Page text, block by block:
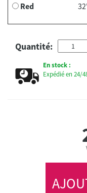
Red
Quantité:
En stock :
Expédié en 24/